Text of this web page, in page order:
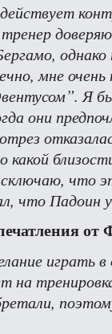
мне
Я
они
какой
что
что Падоин
играть в
на